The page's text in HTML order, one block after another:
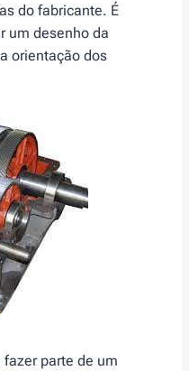
do fabricante. É
um desenho da
orientação dos
parte de um